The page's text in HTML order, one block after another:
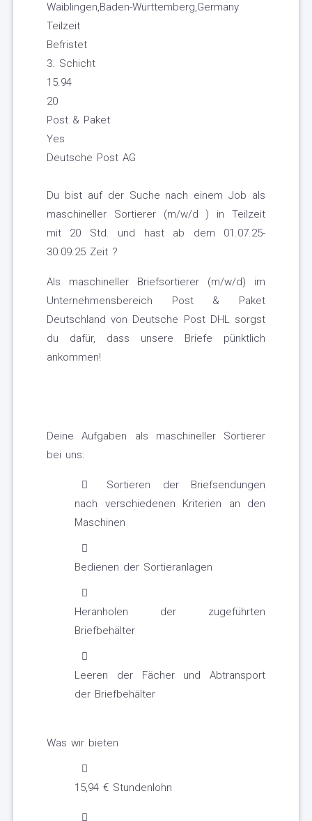
Waiblingen,Baden-Württemberg,Germany
Teilzeit
Befristet
3. Schicht
15.94
20
Post & Paket
Yes
Deutsche Post AG
Du bist auf der Suche nach einem Job als
maschineller Sortierer (m/w/d ) in Teilzeit
mit 20 Std. und hast ab dem 01.07.25-
30.09.25 Zeit ?
Als maschineller Briefsortierer (m/w/d) im
Unternehmensbereich Post & Paket
Deutschland von Deutsche Post DHL sorgst
du dafür, dass unsere Briefe pünktlich
ankommen!
Deine Aufgaben als maschineller Sortierer
bei uns:
Sortieren der Briefsendungen
nach verschiedenen Kriterien an den
Maschinen
Bedienen der Sortieranlagen
Heranholen der zugeführten
Briefbehälter
Leeren der Fächer und Abtransport
der Briefbehälter
Was wir bieten
15,94 € Stundenlohn